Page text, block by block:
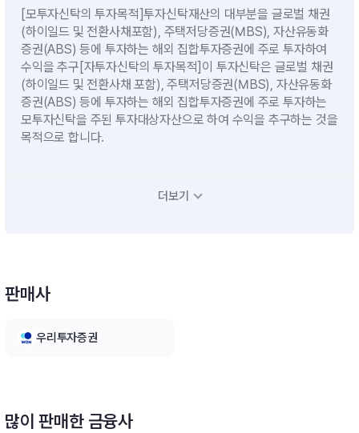
[모투자신탁의 투자목적]투자신탁재산의 대부분을 글로벌 채권
(하이일드 및 전환사채포함), 주택저당증권(MBS), 자산유동화
증권(ABS) 등에 투자하는 해외 집합투자증권에 주로 투자하여
수익을 추구[자투자신탁의 투자목적]이 투자신탁은 글로벌 채권
(하이일드 및 전환사채 포함), 주택저당증권(MBS), 자산유동화
증권(ABS) 등에 투자하는 해외 집합투자증권에 주로 투자하는
모투자신탁을 주된 투자대상자산으로 하여 수익을 추구하는 것을
목적으로 합니다.
Fund 의 투자전략상 특정한 비교지수를 적용하지 않습니다.[모투
신탁[재간접형]이 투자신탁은 다양한 글로벌 자산을 대상으로 인
컴 수익을 확보하고 액티브 배분을 통해 모든 시장 상황에 대비하
더보기
판매사
우리투자증권
많이 판매한 금융사